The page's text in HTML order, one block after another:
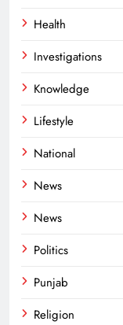
Health
Investigations
Knowledge
Lifestyle
National
News
News
Politics
Punjab
Religion